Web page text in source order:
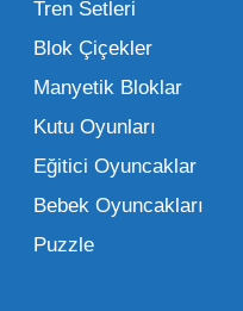
dönemlerinde
Müşterileriniz bir
demek, marka
bir oyuncak toptan
Tren Setleri
Blok Çiçekler
Manyetik Bloklar
Kutu Oyunları
Eğitici Oyuncaklar
Bebek Oyuncakları
Puzzle